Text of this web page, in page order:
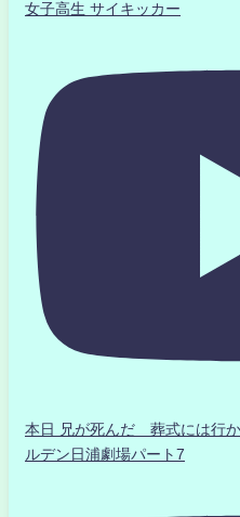
女子高生 サイキッカー
本日 兄が死んだ 葬式には行
ルデン日浦劇場パート7